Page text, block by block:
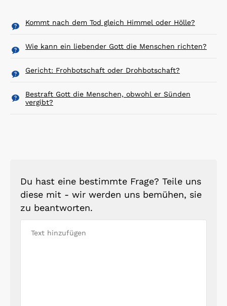
Kommt nach dem Tod gleich Himmel oder Hölle?
Wie kann ein liebender Gott die Menschen richten?
Gericht: Frohbotschaft oder Drohbotschaft?
Bestraft Gott die Menschen, obwohl er Sünden
vergibt?
Du hast eine bestimmte Frage? Teile uns
diese mit - wir werden uns bemühen, sie
zu beantworten.